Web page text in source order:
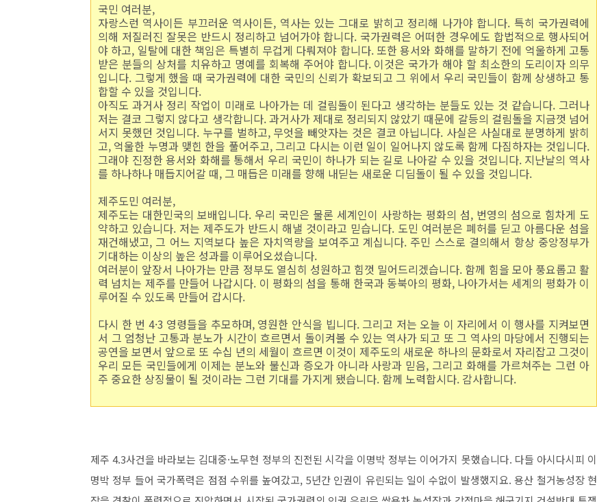
국민 여러분,
자랑스런 역사이든 부끄러운 역사이든, 역사는 있는 그대로 밝히고 정리해 나가야 합니다. 특히 국가권력에
의해 저질러진 잘못은 반드시 정리하고 넘어가야 합니다. 국가권력은 어떠한 경우에도 합법적으로 행사되어
야 하고, 일탈에 대한 책임은 특별히 무겁게 다뤄져야 합니다. 또한 용서와 화해를 말하기 전에 억울하게 고통
받은 분들의 상처를 치유하고 명예를 회복해 주어야 합니다. 이것은 국가가 해야 할 최소한의 도리이자 의무
입니다. 그렇게 했을 때 국가권력에 대한 국민의 신뢰가 확보되고 그 위에서 우리 국민들이 함께 상생하고 통
합할 수 있을 것입니다.
아직도 과거사 정리 작업이 미래로 나아가는 데 걸림돌이 된다고 생각하는 분들도 있는 것 같습니다. 그러나
저는 결코 그렇지 않다고 생각합니다. 과거사가 제대로 정리되지 않았기 때문에 갈등의 걸림돌을 지금껏 넘어
서지 못했던 것입니다. 누구를 벌하고, 무엇을 빼앗자는 것은 결코 아닙니다. 사실은 사실대로 분명하게 밝히
고, 억울한 누명과 맺힌 한을 풀어주고, 그리고 다시는 이런 일이 일어나지 않도록 함께 다짐하자는 것입니다.
그래야 진정한 용서와 화해를 통해서 우리 국민이 하나가 되는 길로 나아갈 수 있을 것입니다. 지난날의 역사
를 하나하나 매듭지어갈 때, 그 매듭은 미래를 향해 내딛는 새로운 디딤돌이 될 수 있을 것입니다.
제주도민 여러분,
제주도는 대한민국의 보배입니다. 우리 국민은 물론 세계인이 사랑하는 평화의 섬, 번영의 섬으로 힘차게 도
약하고 있습니다. 저는 제주도가 반드시 해낼 것이라고 믿습니다. 도민 여러분은 폐허를 딛고 아름다운 섬을
재건해냈고, 그 어느 지역보다 높은 자치역량을 보여주고 계십니다. 주민 스스로 결의해서 항상 중앙정부가
기대하는 이상의 높은 성과를 이루어오셨습니다.
여러분이 앞장서 나아가는 만큼 정부도 열심히 성원하고 힘껏 밀어드리겠습니다. 함께 힘을 모아 풍요롭고 활
력 넘치는 제주를 만들어 나갑시다. 이 평화의 섬을 통해 한국과 동북아의 평화, 나아가서는 세계의 평화가 이
루어질 수 있도록 만들어 갑시다.
다시 한 번 4·3 영령들을 추모하며, 영원한 안식을 빕니다. 그리고 저는 오늘 이 자리에서 이 행사를 지켜보면
서 그 엄청난 고통과 분노가 시간이 흐르면서 돌이켜볼 수 있는 역사가 되고 또 그 역사의 마당에서 진행되는
공연을 보면서 앞으로 또 수십 년의 세월이 흐르면 이것이 제주도의 새로운 하나의 문화로서 자리잡고 그것이
우리 모든 국민들에게 이제는 분노와 불신과 증오가 아니라 사랑과 믿음, 그리고 화해를 가르쳐주는 그런 아
주 중요한 상징물이 될 것이라는 그런 기대를 가지게 됐습니다. 함께 노력합시다. 감사합니다.
제주 4.3사건을 바라보는 김대중·노무현 정부의 진전된 시각을 이명박 정부는 이어가지 못했습니다. 다들 아시다시피 이
명박 정부 들어 국가폭력은 점점 수위를 높여갔고, 5년간 인권이 유린되는 일이 수없이 발생했지요. 용산 철거농성장 현